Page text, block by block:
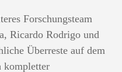
Forschungsteam
Ricardo Rodrigo und
Überreste auf dem
kompletter